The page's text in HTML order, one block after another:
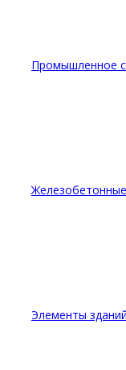
Промышленное
Элементы